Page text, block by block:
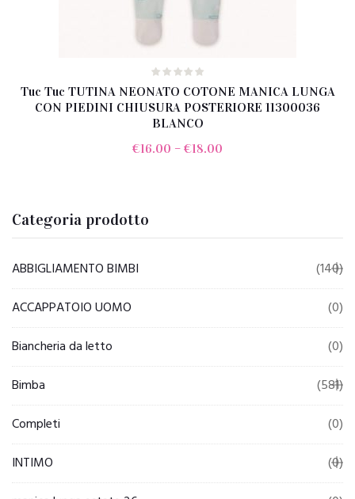
Tuc Tuc TUTINA NEONATO COTONE MANICA LUNGA
CON PIEDINI CHIUSURA POSTERIORE 11300036
BLANCO
€16.00 – €18.00
Categoria prodotto
ABBIGLIAMENTO BIMBI
(140)
ACCAPPATOIO UOMO
(0)
Biancheria da letto
(0)
Bimba
(581)
Completi
(0)
INTIMO
(0)